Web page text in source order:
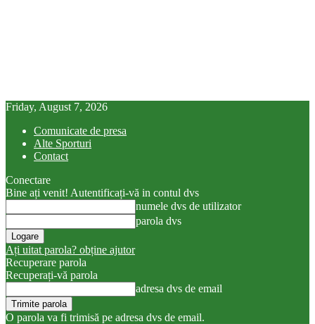
Friday, August 7, 2026
Comunicate de presa
Alte Sporturi
Contact
Conectare
Bine ați venit! Autentificați-vă in contul dvs
numele dvs de utilizator
parola dvs
Ați uitat parola? obține ajutor
Recuperare parola
Recuperați-vă parola
adresa dvs de email
O parola va fi trimisă pe adresa dvs de email.